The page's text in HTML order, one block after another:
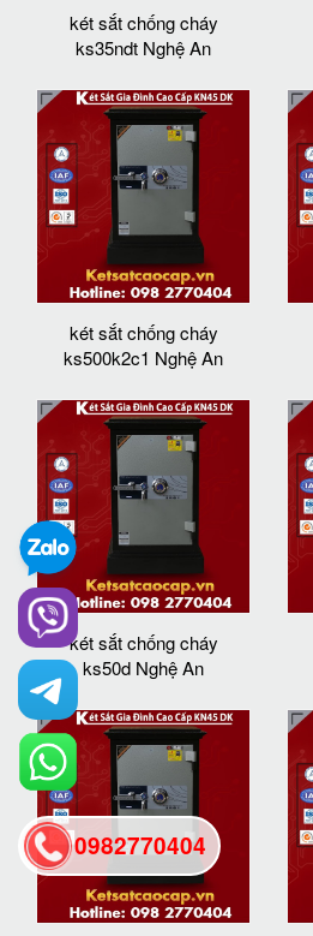
két sắt chống cháy
ks35ndt Nghệ An
két sắt chống cháy
ks500k2c1 Nghệ An
két sắt chống cháy
ks50d Nghệ An
0982770404